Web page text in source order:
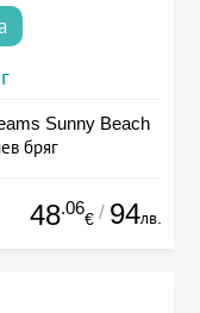
Sunny Beach
бряг
48.06
€ / 94лв.